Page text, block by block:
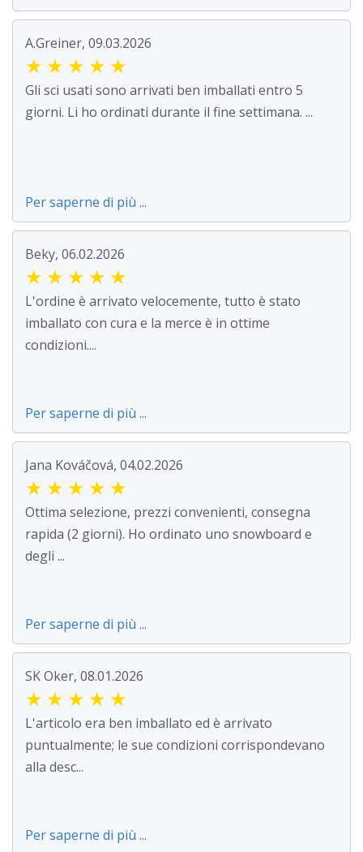
A.Greiner, 09.03.2026
★ ★ ★ ★ ★
Gli sci usati sono arrivati ben imballati entro 5
giorni. Li ho ordinati durante il fine settimana. ...
Per saperne di più ...
Beky, 06.02.2026
★ ★ ★ ★ ★
L'ordine è arrivato velocemente, tutto è stato
imballato con cura e la merce è in ottime
condizioni....
Per saperne di più ...
Jana Kováčová, 04.02.2026
★ ★ ★ ★ ★
Ottima selezione, prezzi convenienti, consegna
rapida (2 giorni). Ho ordinato uno snowboard e
degli ...
Per saperne di più ...
SK Oker, 08.01.2026
★ ★ ★ ★ ★
L'articolo era ben imballato ed è arrivato
puntualmente; le sue condizioni corrispondevano
alla desc...
Per saperne di più ...